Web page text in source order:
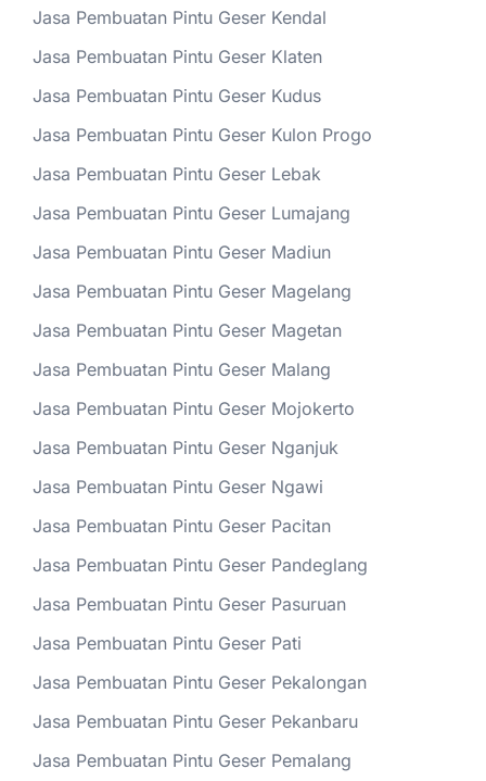
Jasa Pembuatan Pintu Geser Kendal
Jasa Pembuatan Pintu Geser Klaten
Jasa Pembuatan Pintu Geser Kudus
Jasa Pembuatan Pintu Geser Kulon Progo
Jasa Pembuatan Pintu Geser Lebak
Jasa Pembuatan Pintu Geser Lumajang
Jasa Pembuatan Pintu Geser Madiun
Jasa Pembuatan Pintu Geser Magelang
Jasa Pembuatan Pintu Geser Magetan
Jasa Pembuatan Pintu Geser Malang
Jasa Pembuatan Pintu Geser Mojokerto
Jasa Pembuatan Pintu Geser Nganjuk
Jasa Pembuatan Pintu Geser Ngawi
Jasa Pembuatan Pintu Geser Pacitan
Jasa Pembuatan Pintu Geser Pandeglang
Jasa Pembuatan Pintu Geser Pasuruan
Jasa Pembuatan Pintu Geser Pati
Jasa Pembuatan Pintu Geser Pekalongan
Jasa Pembuatan Pintu Geser Pekanbaru
Jasa Pembuatan Pintu Geser Pemalang